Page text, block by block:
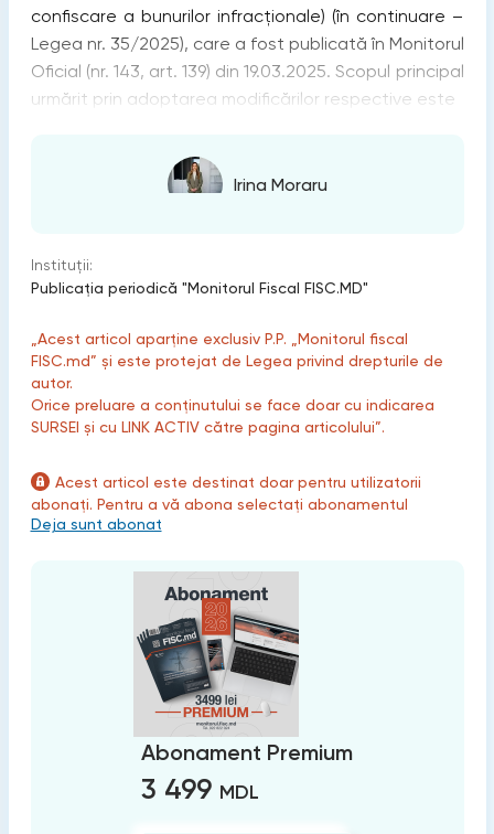
confiscare a bunurilor infracționale) (în continuare –
Legea nr. 35/2025), care a fost publicată în Monitorul
Oficial (nr. 143, art. 139) din 19.03.2025. Scopul principal
urmărit prin adoptarea modificărilor respective este
Irina Moraru
Instituții:
Publicaţia periodică "Monitorul Fiscal FISC.MD"
„Acest articol aparține exclusiv P.P. „Monitorul fiscal
FISC.md” și este protejat de Legea privind drepturile de
autor.
Orice preluare a conținutului se face doar cu indicarea
SURSEI și cu LINK ACTIV către pagina articolului”.
Acest articol este destinat doar pentru utilizatorii
abonați. Pentru a vă abona selectați abonamentul
Deja sunt abonat
Abonament Premium
3 499 MDL